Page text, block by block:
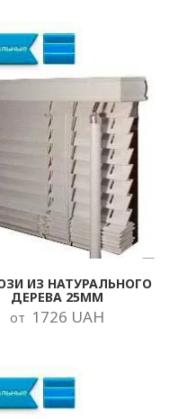
ИЗ НАТУРАЛЬНОГО
ДЕРЕВА 25ММ
от 1726 UAH